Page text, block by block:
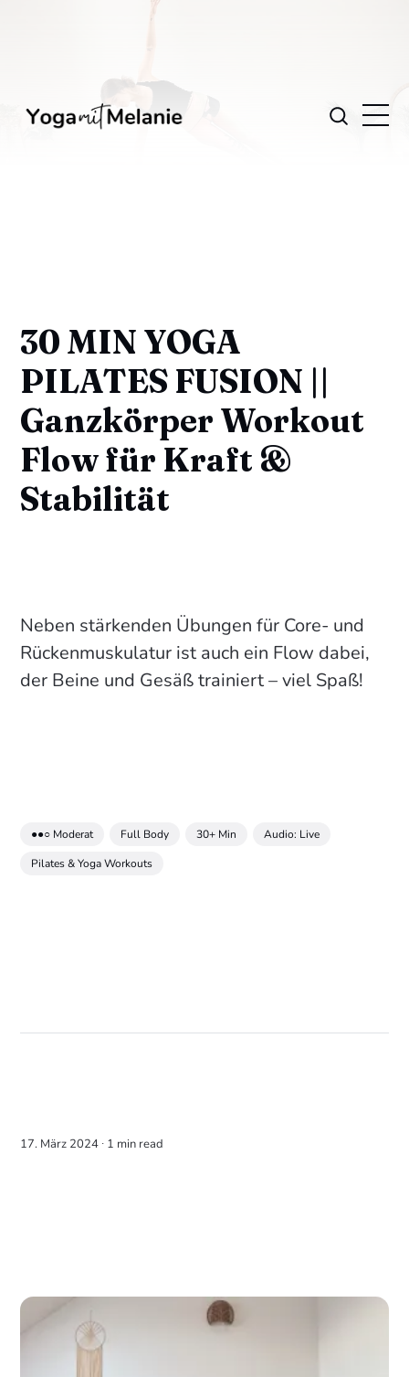
30 MIN YOGA
PILATES FUSION ||
Ganzkörper Workout
Flow für Kraft &
Stabilität
Neben stärkenden Übungen für Core- und
Rückenmuskulatur ist auch ein Flow dabei,
der Beine und Gesäß trainiert – viel Spaß!
●●○ Moderat Full Body 30+ Min
Audio: Live
Pilates & Yoga Workouts
17. März 2024 ∙ 1 min read